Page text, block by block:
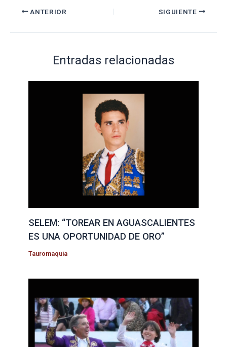
ANTERIOR SIGUIENTE
Entradas relacionadas
SELEM: “TOREAR EN AGUASCALIENTES
ES UNA OPORTUNIDAD DE ORO”
Tauromaquia